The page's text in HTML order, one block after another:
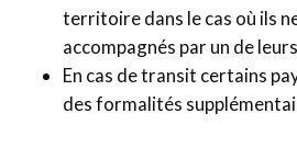
territoire dans le cas où ils
accompagnés par un de
En cas de transit certains
des formalités